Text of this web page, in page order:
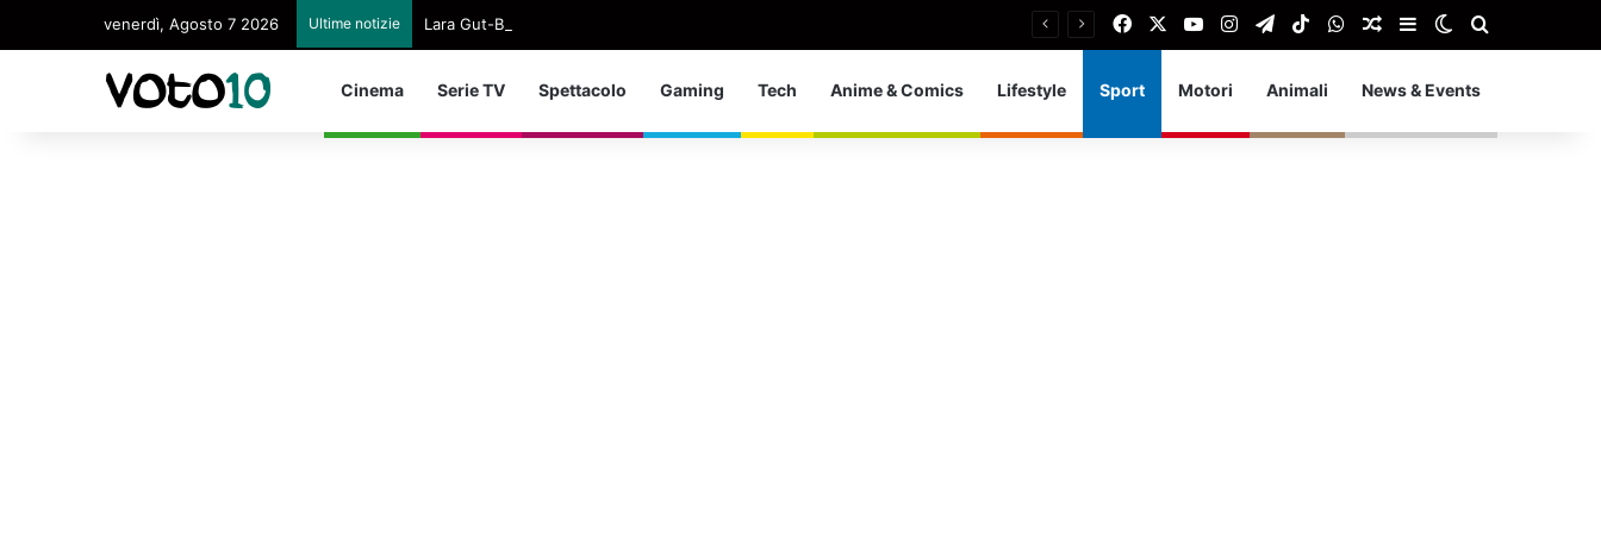
venerdì, Agosto 7 2026 Ultime notizie Lara Gut-Behrami si ritira: So che è arrivato il momento giusto FacebookYou TubeInstagram
TelegramTikTokWhatsApp
Articolo Random
Barra laterale
Cambia aspetto
Cinema Serie TV Spettacolo Gaming Tech Anime & Comics Lifestyle Sport Motori Animali News & Events